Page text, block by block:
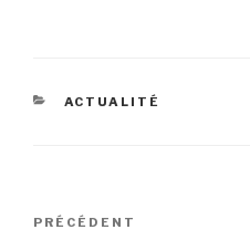
CATÉGORIES
ACTUALITÉ
Navigation
Article
PRÉCÉDENT